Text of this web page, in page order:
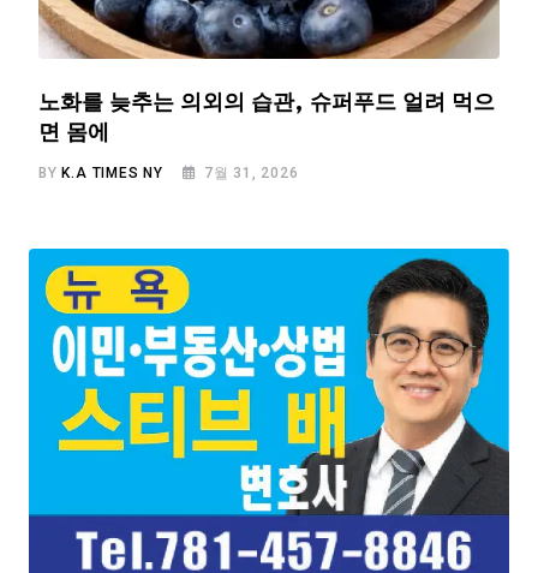
노화를 늦추는 의외의 습관, 슈퍼푸드 얼려 먹으
면 몸에
BYK.A TIMES NY 7월 31, 2026